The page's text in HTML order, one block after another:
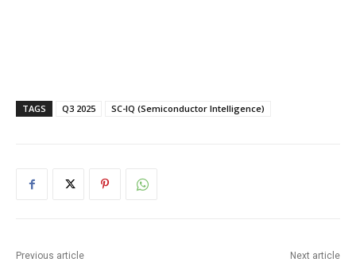
TAGS Q3 2025 SC-IQ (Semiconductor Intelligence)
Previous article Next article